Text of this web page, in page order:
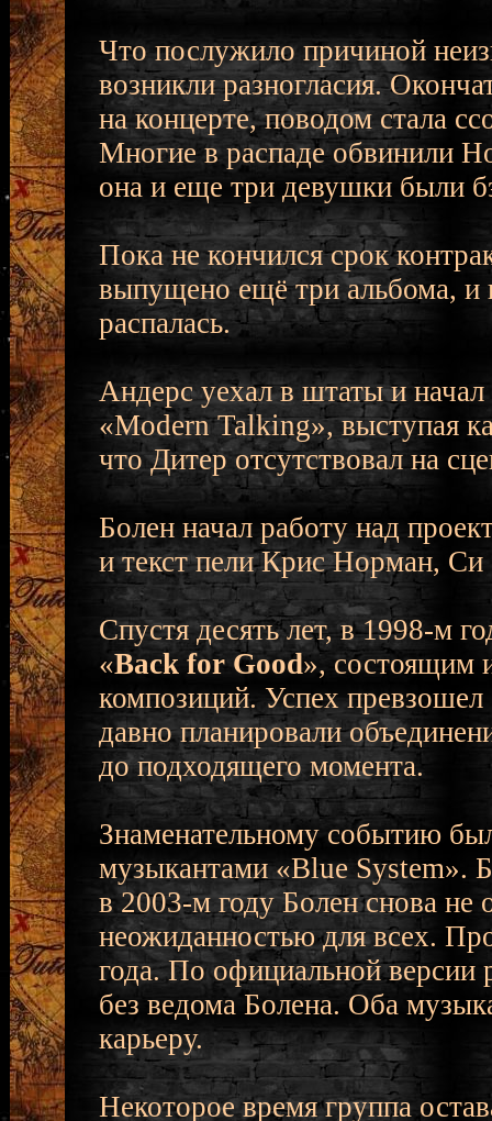
Что послужило причиной
возникли разногласия.
на концерте, поводом стала
Многие в распаде обвинили
она и еще три девушки были
Пока не кончился срок
выпущено ещё три альбома, и
распалась.
Андерс уехал в штаты и
«Modern Talking», выступая
что Дитер отсутствовал на
Болен начал работу над
и текст пели Крис Норман,
Спустя десять лет, в 1998-м
«Back for Good», состоящим
композиций. Успех
давно планировали
до подходящего момента.
Знаменательному событию
музыкантами «Blue System».
в 2003-м году Болен снова не
неожиданностью для всех.
года. По официальной версии
без ведома Болена. Оба
карьеру.
Некоторое время группа